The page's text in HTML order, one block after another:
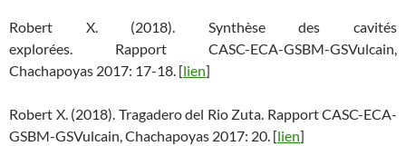
Robert X. (2018). Synthèse des cavités
explorées. Rapport CASC-ECA-GSBM-GSVulcain,
Chachapoyas 2017: 17-18. [lien]
Robert X. (2018). Tragadero del Rio Zuta. Rapport CASC-ECA-
GSBM-GSVulcain, Chachapoyas 2017: 20. [lien]